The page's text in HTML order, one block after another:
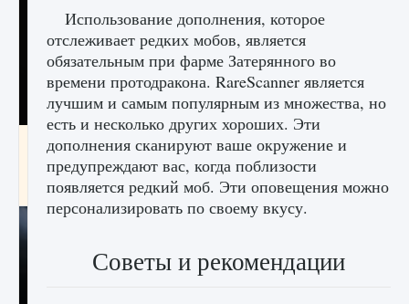
Как разблокировать чертеж счастливого
оружия в MW3 и Warzone
9 августа 2024 1 151 0 0
Использование дополнения, которое
отслеживает редких мобов, является
обязательным при фарме Затерянного во
времени протодракона. RareScanner является
лучшим и самым популярным из множества, но
есть и несколько других хороших. Эти
дополнения сканируют ваше окружение и
предупреждают вас, когда поблизости
появляется редкий моб. Эти оповещения можно
персонализировать по своему вкусу.
Советы и рекомендации